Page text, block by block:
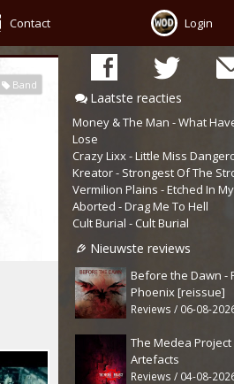
Contact Login
Laatste reacties
Money & The Man - What
Lose
Crazy Lixx - Little Miss
Kreator - Strongest Of The
Vermilion Plains - Etched In
Aborted - Drag Me To Hell
Cult Burial - Cult Burial
Nieuwste reviews
Before the Dawn -
Phoenix [reissue]
Reviews / 06-08-
The Medea
Artefacts
Reviews / 04-08-
Band